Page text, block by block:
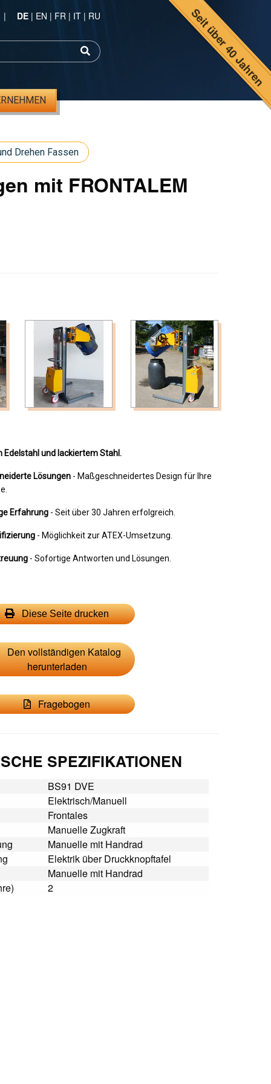
Seit über 40 Jahren
| DE| EN | FR| IT| RU
Drehen Fassen
mit FRONTALEM
Edelstahl und lackiertem Stahl.
Lösungen- Maßgeschneidertes Design für Ihre
Erfahrung- Seit über 30 Jahren erfolgreich.
- Möglichkeit zur ATEX-Umsetzung.
- Sofortige Antworten und Lösungen.
Diese Seite drucken
Den vollständigen Katalog
herunterladen
Fragebogen
SPEZIFIKATIONEN
BS91 DVE
Elektrisch/Manuell
Frontales
Manuelle Zugkraft
Manuelle mit Handrad
Elektrik über Druckknopftafel
Manuelle mit Handrad
2